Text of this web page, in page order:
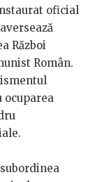
oficial
Război
Român.